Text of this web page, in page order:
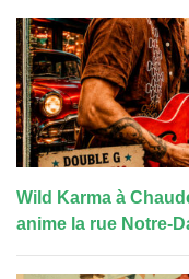
Wild Karma à
anime la rue Notre-